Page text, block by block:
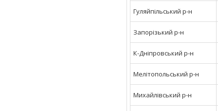
Гуляйпільський р-н
Запорізький р-н
К-Дніпровський р-н
Мелітопольський р-н
Михайлівський р-н